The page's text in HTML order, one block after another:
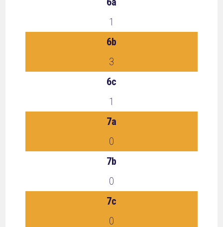
1
6b
3
6c
1
7a
0
7b
0
7c
0